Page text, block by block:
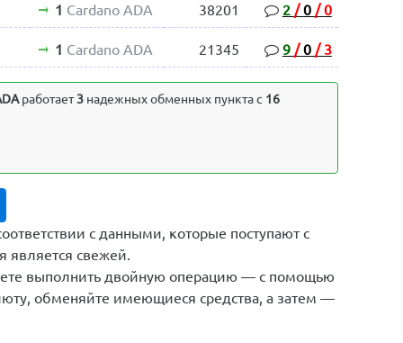
1 Cardano ADA 38201 2 / 0 / 0
1 Cardano ADA 21345 9 / 0 / 3
работает3 надежных обменных пункта с 16
с данными, которые поступают с
является свежей.
выполнить двойную операцию — с помощью
обменяйте имеющиеся средства, а затем —